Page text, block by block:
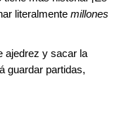
literalmente millones
ajedrez y sacar la
guardar partidas,